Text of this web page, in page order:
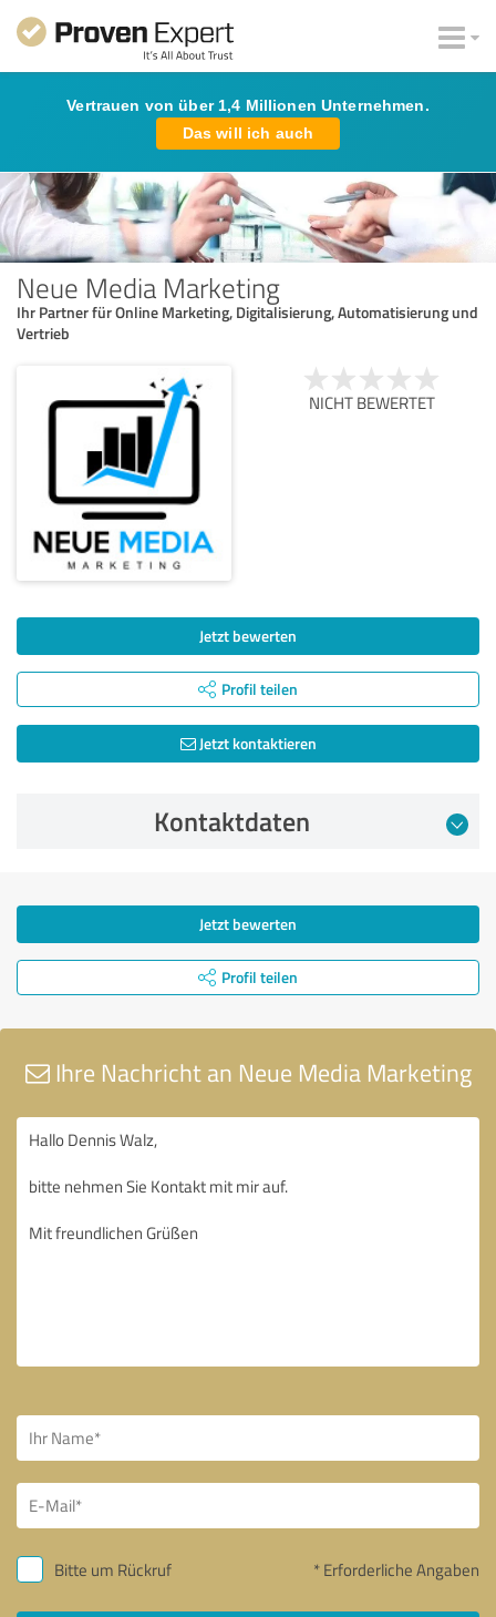
Vertrauen von über 1,4 Millionen Unternehmen.
Das will ich auch
Neue Media Marketing
Ihr Partner für Online Marketing, Digitalisierung, Automatisierung und
Vertrieb
NICHT BEWERTET
Jetzt bewerten
Profil teilen
Jetzt kontaktieren
Kontaktdaten
Jetzt bewerten
Profil teilen
Ihre Nachricht an Neue Media Marketing
Bitte um Rückruf * Erforderliche Angaben